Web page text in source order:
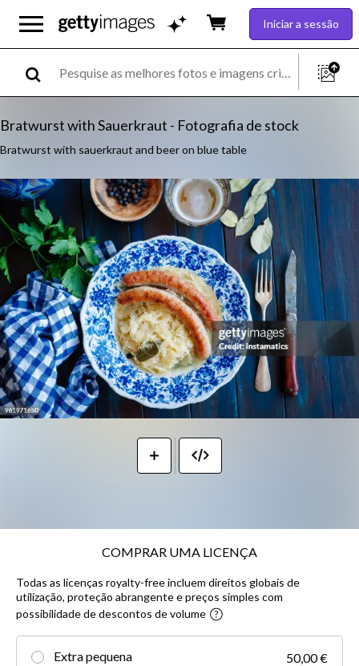
Iniciar a sessão
Bratwurst with Sauerkraut - Fotografia de stock
Bratwurst with sauerkraut and beer on blue table
COMPRAR UMA LICENÇA
Todas as licenças royalty-free incluem direitos globais de
utilização, proteção abrangente e preços simples com
possibilidade de descontos de volume
Extra pequena 50,00 €